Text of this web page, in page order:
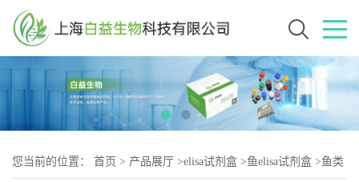
您当前的位置： 首页 > 产品展厅 >elisa试剂盒 >鱼elisa试剂盒 >鱼类